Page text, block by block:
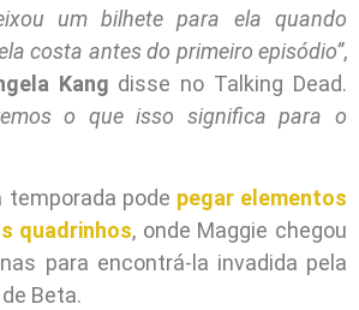
um bilhete para ela quando
costa antes do primeiro episódio”,
Kang disse no Talking Dead.
o que isso significa para o
temporada pode pegar elementos
quadrinhos, onde Maggie chegou
para encontrá-la invadida pela
Beta.